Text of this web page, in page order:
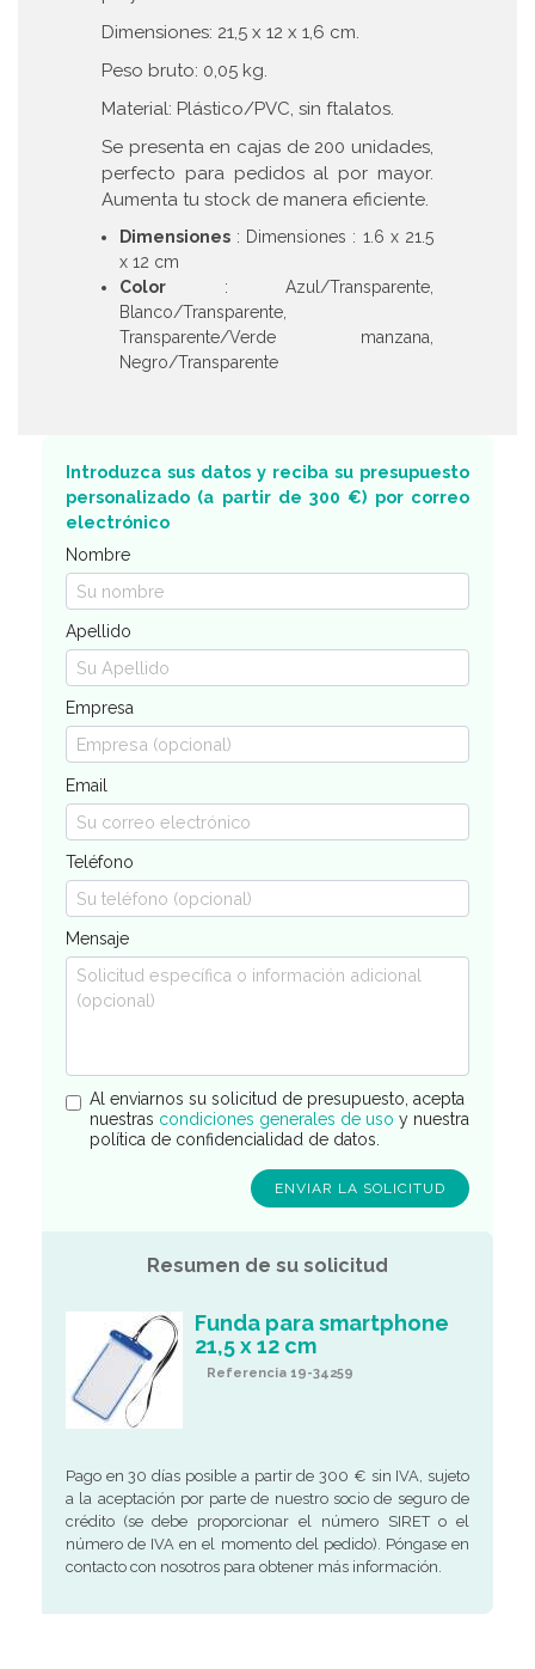
Dimensiones: 21,5 x 12 x 1,6 cm.
Peso bruto: 0,05 kg.
Material: Plástico/PVC, sin ftalatos.
Se presenta en cajas de 200 unidades,
perfecto para pedidos al por mayor.
Aumenta tu stock de manera eficiente.
Dimensiones : Dimensiones : 1.6 x 21.5
x 12 cm
Color : Azul/Transparente,
Blanco/Transparente,
Transparente/Verde manzana,
Negro/Transparente
Introduzca sus datos y reciba su presupuesto
personalizado (a partir de 300 €) por correo
electrónico
Nombre
Apellido
Empresa
Email
Teléfono
Mensaje
Al enviarnos su solicitud de presupuesto, acepta
nuestras condiciones generales de uso y nuestra
política de confidencialidad de datos.
Resumen de su solicitud
Funda para smartphone
21,5 x 12 cm
Referencia 19-34259
Pago en 30 días posible a partir de 300 € sin IVA, sujeto
a la aceptación por parte de nuestro socio de seguro de
crédito (se debe proporcionar el número SIRET o el
número de IVA en el momento del pedido). Póngase en
contacto con nosotros para obtener más información.